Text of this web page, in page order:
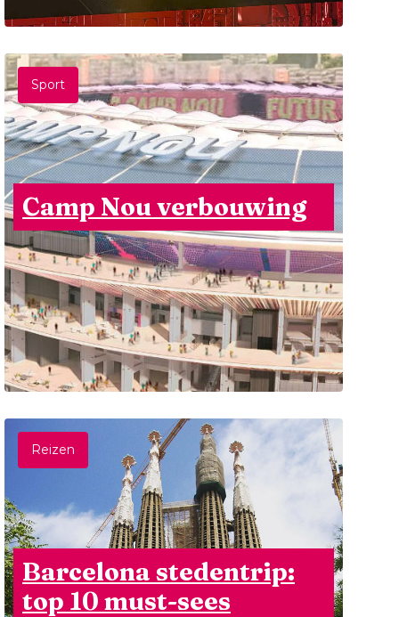
Sport
Camp Nou verbouwing
Reizen
Barcelona stedentrip:
top 10 must-sees